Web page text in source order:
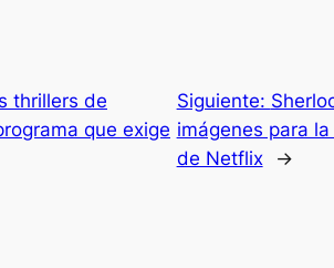
thrillers de
que exige
Siguiente:
imágenes para
de Netflix
→